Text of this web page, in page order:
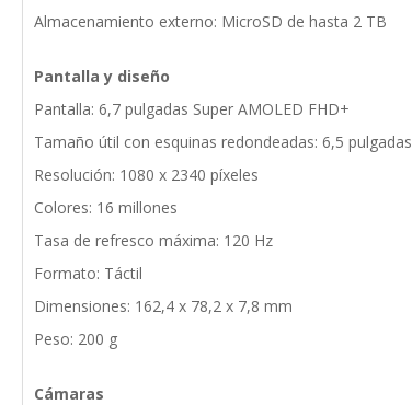
Almacenamiento externo: MicroSD de hasta 2 TB
Pantalla y diseño
Pantalla: 6,7 pulgadas Super AMOLED FHD+
Tamaño útil con esquinas redondeadas: 6,5 pulgadas
Resolución: 1080 x 2340 píxeles
Colores: 16 millones
Tasa de refresco máxima: 120 Hz
Formato: Táctil
Dimensiones: 162,4 x 78,2 x 7,8 mm
Peso: 200 g
Cámaras